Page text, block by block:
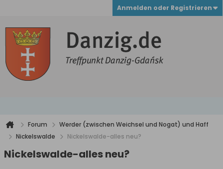
Anmelden oder Registrieren
Forum
Werder (zwischen Weichsel und Nogat) und Haff
Nickelswalde
Nickelswalde-alles neu?
Nickelswalde-alles neu?